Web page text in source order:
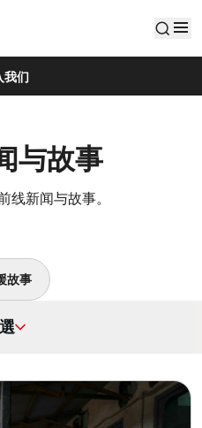
我们
与故事
线新闻与故事。
故事